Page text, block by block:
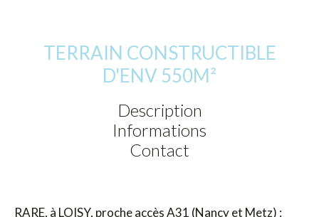
TERRAIN CONSTRUCTIBLE
D'ENV 550M²
Description
Informations
Contact
RARE, à LOISY, proche accès A31 (Nancy et Metz) :